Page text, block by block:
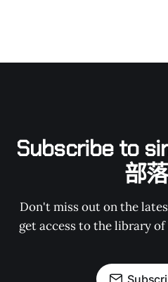
Subscribe to
部
Don't miss out on the
get access to the library